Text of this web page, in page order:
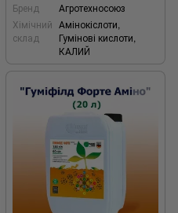
Бренд
Агротехносоюз
Хімічний
склад
Амінокіслоти,
Гумінові кислоти,
КАЛИЙ